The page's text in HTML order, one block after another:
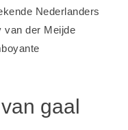
Nederlanders
van der Meijde
gaal